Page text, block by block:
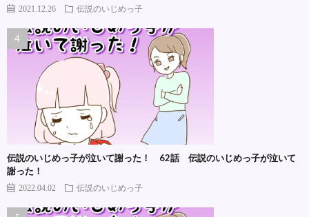
2021.12.26 伝説のいじめっ子
伝説のいじめっ子が泣いて謝った！ 62話 伝説のいじめっ子が泣いて
謝った！
2022.04.02 伝説のいじめっ子